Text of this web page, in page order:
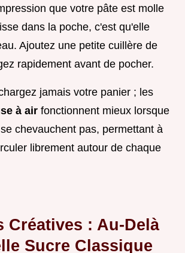
que votre pâte est molle
dans la poche, c'est qu'elle
Ajoutez une petite cuillère de
rapidement avant de pocher.
jamais votre panier ; les
à air fonctionnent mieux lorsque
chevauchent pas, permettant à
librement autour de chaque
Créatives : Au-Delà
Sucre Classique